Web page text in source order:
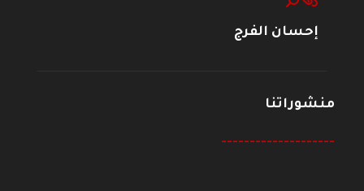
إحسان الفرج
منشوراتنا
--------------------